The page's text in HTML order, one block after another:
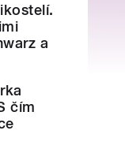
a
čím